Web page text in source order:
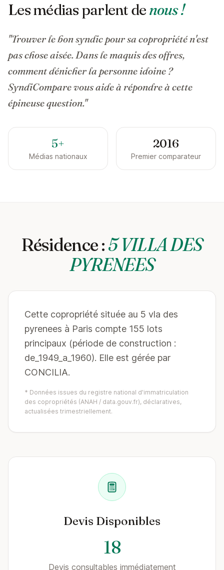
Les médias parlent denous !
"Trouver le bon syndic pour sa copropriété n'est
pas chose aisée. Dans le maquis des offres,
comment dénicher la personne idoine ?
SyndiCompare vous aide à répondre à cette
épineuse question."
5+
Médias nationaux
2016
Premier comparateur
Résidence :5 VILLA DES
PYRENEES
Cette copropriété située au 5 vla des
pyrenees à Paris compte 155 lots
principaux (période de construction :
de_1949_a_1960). Elle est gérée par
CONCILIA.
* Données issues du registre national d'immatriculation
des copropriétés (ANAH / data.gouv.fr), déclaratives,
actualisées trimestriellement.
Devis Disponibles
18
Devis consultables immédiatement